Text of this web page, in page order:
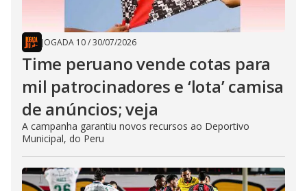
JOGADA 10/30/07/2026
Time peruano vende cotas para
mil patrocinadores e ‘lota’ camisa
de anúncios; veja
A campanha garantiu novos recursos ao Deportivo
Municipal, do Peru